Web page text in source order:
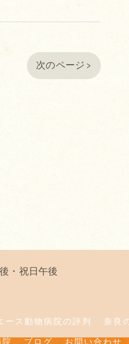
次のページ >
・祝日午後
ース動物病院の評判
奈良